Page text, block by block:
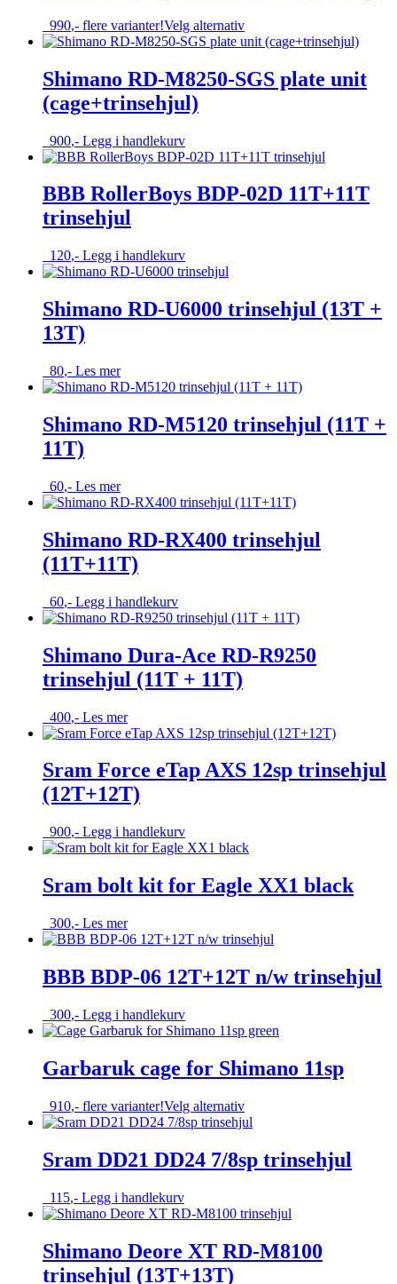
990,- flere varianter!Velg alternativDette
produktet
flere
varianter.
på
produktsiden
Shimano RD-M8250-SGS plate unit
(cage+trinsehjul)
900,- Legg i handlekurv
BBB RollerBoys BDP-02D 11T+11T
trinsehjul
120,- Legg i handlekurv
Shimano RD-U6000 trinsehjul (13T +
13T)
80,- Les mer
Shimano RD-M5120 trinsehjul (11T +
11T)
60,- Les mer
Shimano RD-RX400 trinsehjul
(11T+11T)
60,- Legg i handlekurv
Shimano Dura-Ace RD-R9250
trinsehjul (11T + 11T)
400,- Les mer
Sram Force eTap AXS 12sp trinsehjul
(12T+12T)
900,- Legg i handlekurv
Sram bolt kit for Eagle XX1 black
300,- Les mer
BBB BDP-06 12T+12T n/w trinsehjul
300,- Legg i handlekurv
Garbaruk cage for Shimano 11sp
910,- flere varianter!Velg alternativDette
produktet
flere
varianter.
velges
produktsiden
Sram DD21 DD24 7/8sp trinsehjul
115,- Legg i handlekurv
Shimano Deore XT RD-M8100
trinsehjul (13T+13T)